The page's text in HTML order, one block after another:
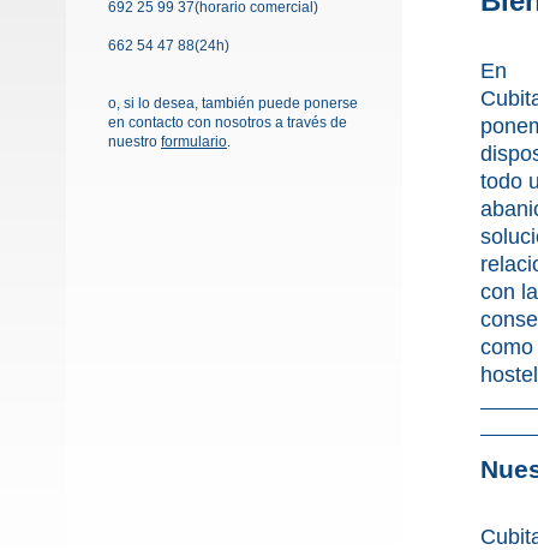
692 25 99 37(horario comercial)
662 54 47 88(24h)
o, si lo desea, también puede ponerse
en contacto con nosotros a través de
nuestro formulario.
En
todo
con la